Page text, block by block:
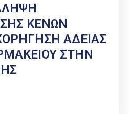
ΚΕΝΩΝ
ΑΔΕΙΑΣ
ΣΤΗΝ